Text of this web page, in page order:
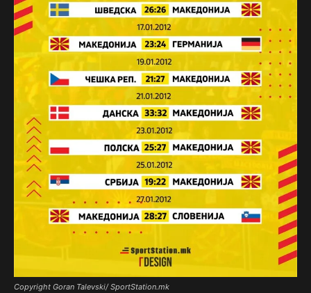
Copyright Goran Talevski/ SportStation.mk